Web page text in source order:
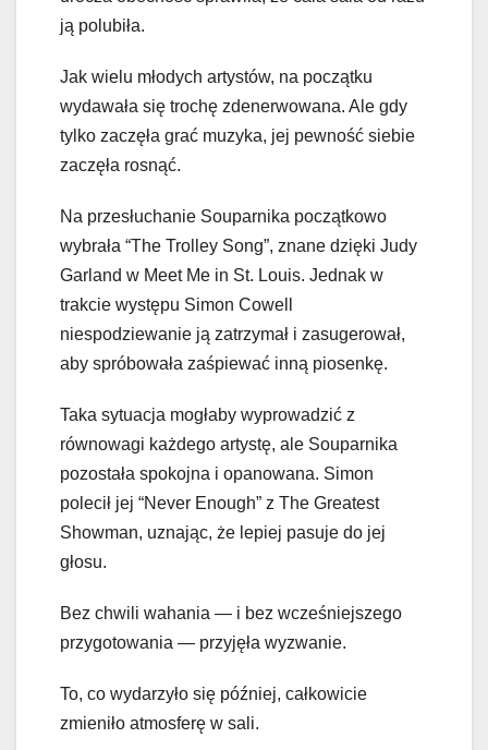
ją polubiła.
Jak wielu młodych artystów, na początku
wydawała się trochę zdenerwowana. Ale gdy
tylko zaczęła grać muzyka, jej pewność siebie
zaczęła rosnąć.
Na przesłuchanie Souparnika początkowo
wybrała “The Trolley Song”, znane dzięki Judy
Garland w Meet Me in St. Louis. Jednak w
trakcie występu Simon Cowell
niespodziewanie ją zatrzymał i zasugerował,
aby spróbowała zaśpiewać inną piosenkę.
Taka sytuacja mogłaby wyprowadzić z
równowagi każdego artystę, ale Souparnika
pozostała spokojna i opanowana. Simon
polecił jej “Never Enough” z The Greatest
Showman, uznając, że lepiej pasuje do jej
głosu.
Bez chwili wahania — i bez wcześniejszego
przygotowania — przyjęła wyzwanie.
To, co wydarzyło się później, całkowicie
zmieniło atmosferę w sali.